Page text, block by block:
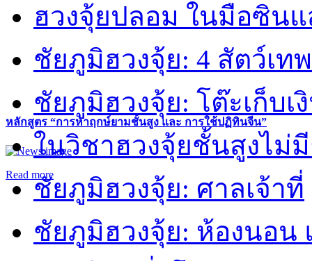
หลักสูตร “การหาฤกษ์ยามชั้นสูง และ การใช้ปฏิทินจีน”
Read more
ฮวงจุ้ยปลอม ในมือซิน
ชัยภูมิฮวงจุ้ย: 4 สัตว์เทพ
ชัยภูมิฮวงจุ้ย: โต๊ะเก็บเ
ในวิชาฮวงจุ้ยชั้นสูงไม่
ชัยภูมิฮวงจุ้ย: ศาลเจ้าที่
ชัยภูมิฮวงจุ้ย: ห้องนอน